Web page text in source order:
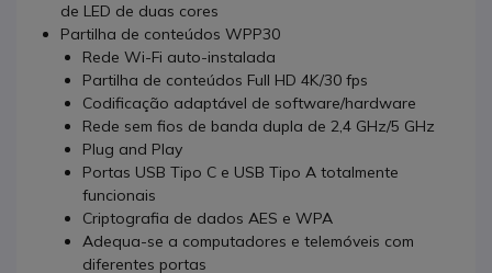
de LED de duas cores
Partilha de conteúdos WPP30
Rede Wi-Fi auto-instalada
Partilha de conteúdos Full HD 4K/30 fps
Codificação adaptável de software/hardware
Rede sem fios de banda dupla de 2,4 GHz/5 GHz
Plug and Play
Portas USB Tipo C e USB Tipo A totalmente
funcionais
Criptografia de dados AES e WPA
Adequa-se a computadores e telemóveis com
diferentes portas